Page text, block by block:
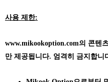
사용 제한:
www.mikookoption.com의 콘텐
만 제공됩니다. 엄격히 금지합니